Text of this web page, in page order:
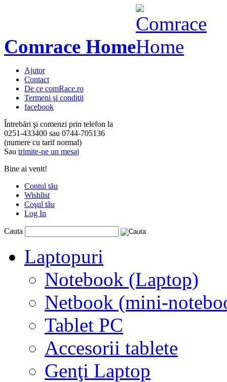
Comrace Home
Ajutor
Contact
De ce comRace.ro
Termeni şi condiţii
facebook
Întrebări şi comenzi prin telefon la
0251-433400 sau 0744-705136
(numere cu tarif normal)
Sau trimite-ne un mesaj
Bine ai venit!
Contul tău
Wishlist
Coşul tău
Log In
Cauta
Laptopuri
Notebook (Laptop)
Netbook (mini-
Tablet PC
Accesorii tablete
Genţi Laptop